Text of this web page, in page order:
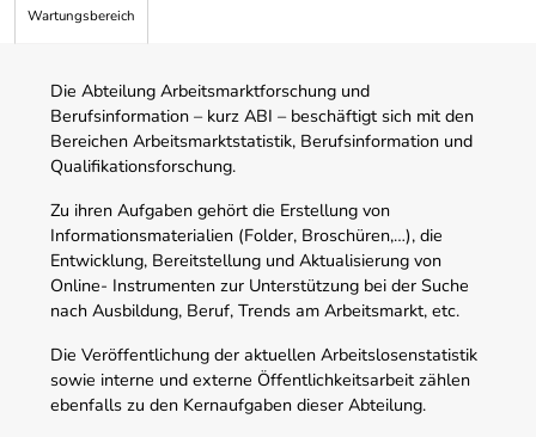
Wartungsbereich
Die Abteilung Arbeitsmarktforschung und
Berufsinformation – kurz ABI – beschäftigt sich mit den
Bereichen Arbeitsmarktstatistik, Berufsinformation und
Qualifikationsforschung.
Zu ihren Aufgaben gehört die Erstellung von
Informationsmaterialien (Folder, Broschüren,…), die
Entwicklung, Bereitstellung und Aktualisierung von
Online- Instrumenten zur Unterstützung bei der Suche
nach Ausbildung, Beruf, Trends am Arbeitsmarkt, etc.
Die Veröffentlichung der aktuellen Arbeitslosenstatistik
sowie interne und externe Öffentlichkeitsarbeit zählen
ebenfalls zu den Kernaufgaben dieser Abteilung.